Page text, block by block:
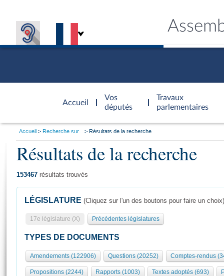
Accueil
d'accueil
Vos
députés
Travaux
parlementaires
Présidence
577 députés
Groupes politiques
Séance publique
Commissions et autres organes
Europe et International
Général
Rôle et pouvoirs de l'Assemblée
Organisation de l'Assemblée
Présidence Conférence des Présidents Bureau Collège des
Visiter l'Assemblée
Visite virtuelle du palais Bourbon
Assister à une séance
Vous
Accueil Recherche sur... Résultats de la recherche
Résultats de la recherche
153467 résultats trouvés
LÉGISLATURE (Cliquez sur l'un des boutons pour faire un choix)
17e législature (X) Précédentes législatures
TYPES DE DOCUMENTS
Amendements (122906) Questions (20252) Comptes-rendus
Propositions (2244) Rapports (1003) Textes adoptés (693)